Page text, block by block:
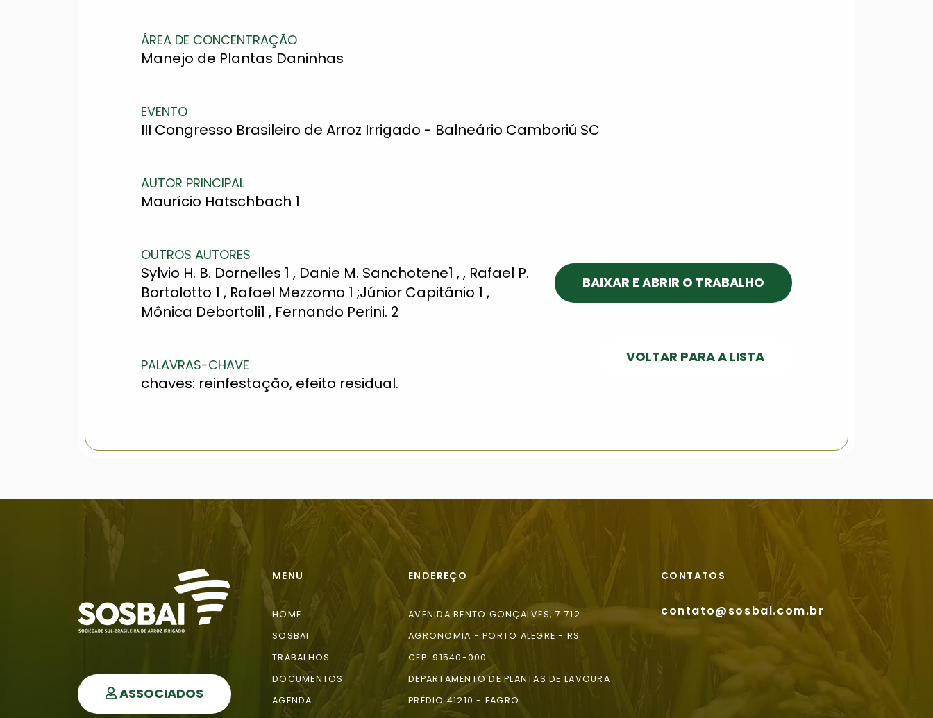
ÁREA DE CONCENTRAÇÃO
Manejo de Plantas Daninhas
EVENTO
III Congresso Brasileiro de Arroz Irrigado - Balneário Camboriú SC
AUTOR PRINCIPAL
Maurício Hatschbach 1
OUTROS AUTORES
Sylvio H. B. Dornelles 1 , Danie M. Sanchotene1 , , Rafael P.
Bortolotto 1 , Rafael Mezzomo 1 ;Júnior Capitânio 1 ,
Mônica Debortoli1 , Fernando Perini. 2
PALAVRAS-CHAVE
chaves: reinfestação, efeito residual.
BAIXAR E ABRIR O TRABALHO
VOLTAR PARA A LISTA
ASSOCIADOS
MENU
HOME
SOSBAI
TRABALHOS
DOCUMENTOS
AGENDA
ENDEREÇO
AVENIDA BENTO GONÇALVES, 7.712
AGRONOMIA - PORTO ALEGRE - RS
CEP: 91540-000
DEPARTAMENTO DE PLANTAS DE LAVOURA
PRÉDIO 41210 - FAGRO
CONTATOS
contato@sosbai.com.br